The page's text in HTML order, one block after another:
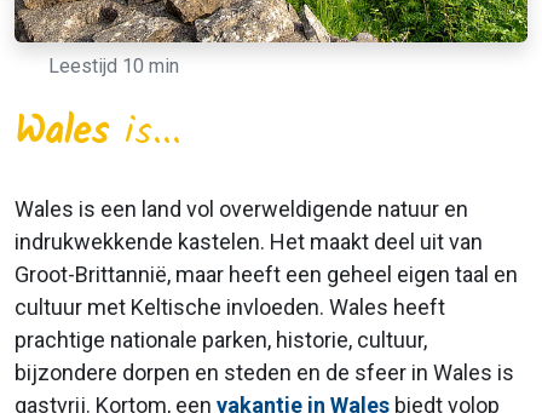
Leestijd 10 min
Walesis...
Wales is een land vol overweldigende natuur en
indrukwekkende kastelen. Het maakt deel uit van
Groot-Brittannië, maar heeft een geheel eigen taal en
cultuur met Keltische invloeden. Wales heeft
prachtige nationale parken, historie, cultuur,
bijzondere dorpen en steden en de sfeer in Wales is
gastvrij. Kortom, een vakantie in Wales biedt volop